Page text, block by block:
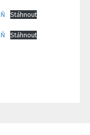
Stáhnout
Stáhnout